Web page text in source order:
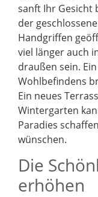
sanft Ihr Gesicht
der
Handgriffen
viel länger auch
draußen sein.
Wohlbefindens
Ein neues
Wintergarten
Paradies
wünschen.
Die
erhöhen